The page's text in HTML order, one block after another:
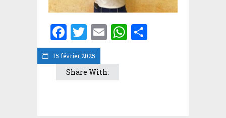
15 février 2025
Facebook
Twitter
EmailWhatsApp
Share With: